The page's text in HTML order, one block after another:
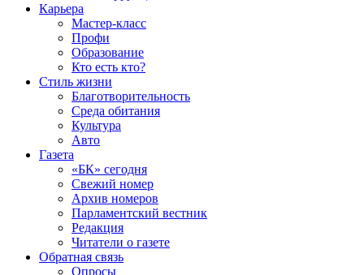
Карьера
Мастер-класс
Профи
Образование
Кто есть кто?
Стиль жизни
Благотворительность
Среда обитания
Культура
Авто
Газета
«БК» сегодня
Свежий номер
Архив номеров
Парламентский вестник
Редакция
Читатели о газете
Обратная связь
Опросы